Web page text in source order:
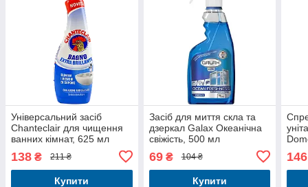
Універсальний засіб
Chanteclair для чищення
ванних кімнат, 625 мл
138 ₴ 211 ₴
Купити
Засіб для миття скла та
дзеркал Galax Океанічна
свіжість, 500 мл
69₴ 104 ₴
Купити
146